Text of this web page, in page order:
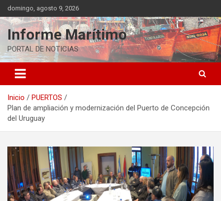
Saltar
al
contenido
domingo, agosto 9, 2026
Informe Marítimo
PORTAL DE NOTICIAS
Inicio
PUERTOS
Plan de ampliación y modernización del Puerto de Concepción
del Uruguay